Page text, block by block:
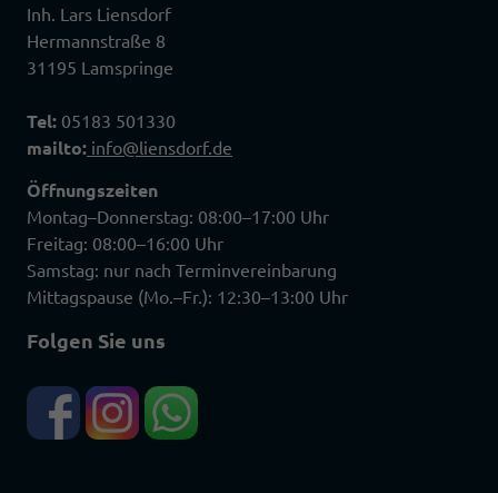
Inh. Lars Liensdorf
Hermannstraße 8
31195 Lamspringe
Tel: 05183 501330
mailto: info@liensdorf.de
Öffnungszeiten
Montag–Donnerstag: 08:00–17:00 Uhr
Freitag: 08:00–16:00 Uhr
Samstag: nur nach Terminvereinbarung
Mittagspause (Mo.–Fr.): 12:30–13:00 Uhr
Folgen Sie uns